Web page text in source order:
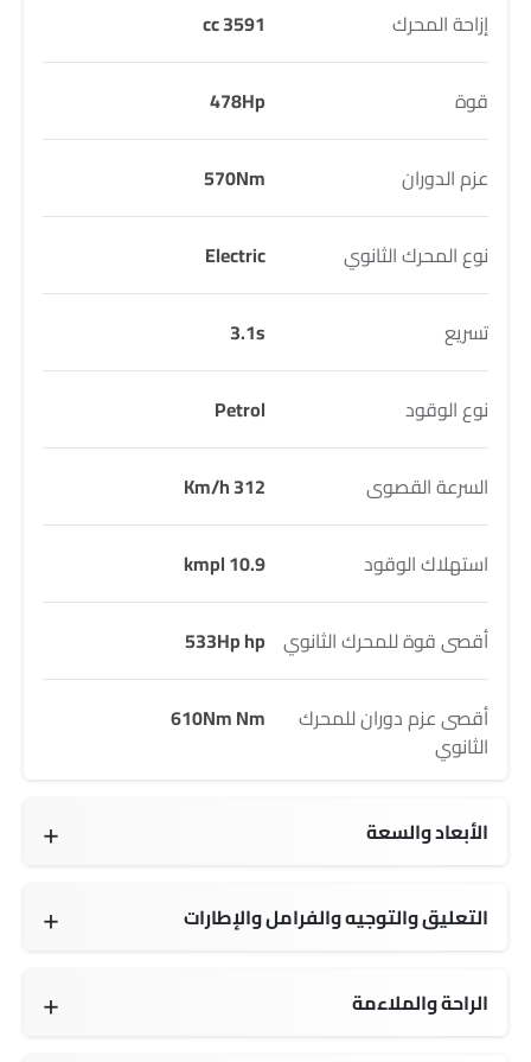
إزاحة المحرك 3591 cc
قوة 478Hp
عزم الدوران 570Nm
نوع المحرك الثانوي Electric
تسريع 3.1s
نوع الوقود Petrol
السرعة القصوى 312 Km/h
استهلاك الوقود 10.9 kmpl
أقصى قوة للمحرك الثانوي 533Hp hp
أقصى عزم دوران للمحرك
الثانوي
610Nm Nm
الأبعاد والسعة
التعليق والتوجيه والفرامل والإطارات
الراحة والملاءمة